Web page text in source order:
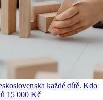
každé dítě. Kdo
15 000 Kč